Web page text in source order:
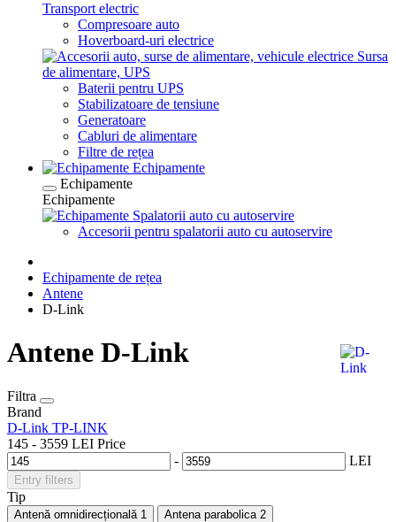
Transport electric
Compresoare auto
Hoverboard-uri electrice
Sursa
de alimentare, UPS
Baterii pentru UPS
Stabilizatoare de tensiune
Generatoare
Cabluri de alimentare
Filtre de rețea
Echipamente
Echipamente
Echipamente
Spalatorii auto cu autoservire
Accesorii pentru spalatorii auto cu autoservire
Echipamente de rețea
Antene
D-Link
Antene D-Link
Filtra
Brand
D-Link TP-LINK
145 - 3559 LEI Price
-
LEI
Entry filters
Tip
Antenă omnidirecțională 1 Antena parabolica 2